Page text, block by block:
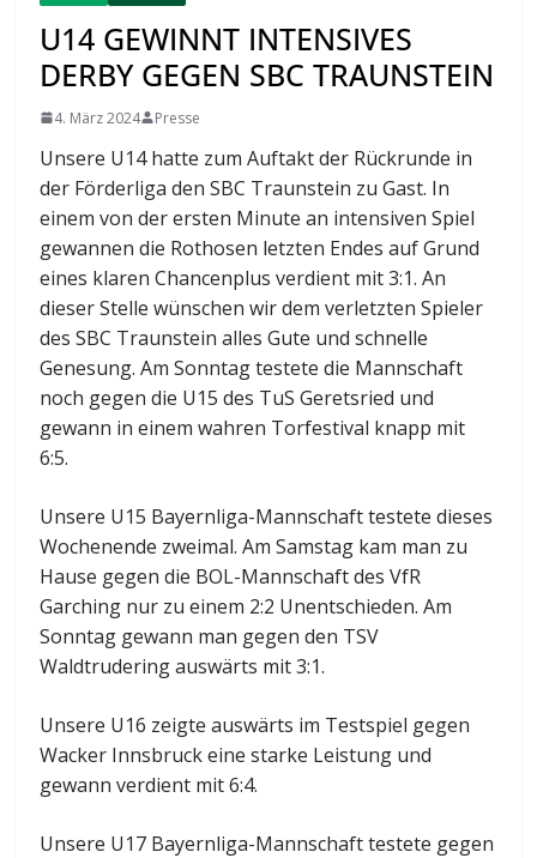
U14 GEWINNT INTENSIVES
DERBY GEGEN SBC TRAUNSTEIN
4. März 2024 Presse
Unsere U14 hatte zum Auftakt der Rückrunde in
der Förderliga den SBC Traunstein zu Gast. In
einem von der ersten Minute an intensiven Spiel
gewannen die Rothosen letzten Endes auf Grund
eines klaren Chancenplus verdient mit 3:1. An
dieser Stelle wünschen wir dem verletzten Spieler
des SBC Traunstein alles Gute und schnelle
Genesung. Am Sonntag testete die Mannschaft
noch gegen die U15 des TuS Geretsried und
gewann in einem wahren Torfestival knapp mit
6:5.
Unsere U15 Bayernliga-Mannschaft testete dieses
Wochenende zweimal. Am Samstag kam man zu
Hause gegen die BOL-Mannschaft des VfR
Garching nur zu einem 2:2 Unentschieden. Am
Sonntag gewann man gegen den TSV
Waldtrudering auswärts mit 3:1.
Unsere U16 zeigte auswärts im Testspiel gegen
Wacker Innsbruck eine starke Leistung und
gewann verdient mit 6:4.
Unsere U17 Bayernliga-Mannschaft testete gegen